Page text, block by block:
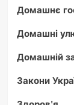
Домашнє
Домашні
Домашній
Закони